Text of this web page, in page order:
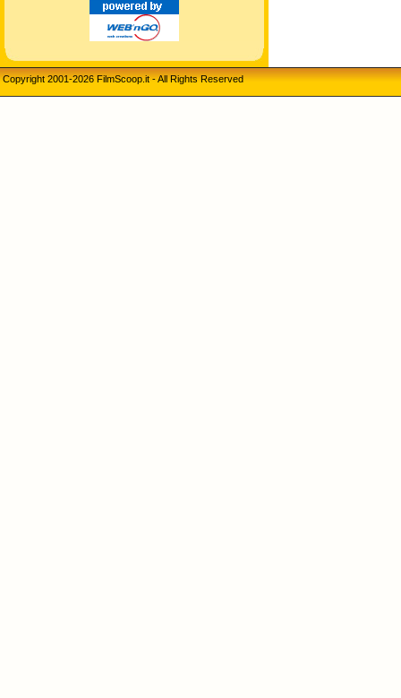
Copyright 2001-2026 FilmScoop.it - All Rights Reserved